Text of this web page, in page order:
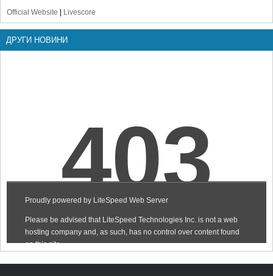
Official Website | Livescore
ДРУГИ НОВИНИ